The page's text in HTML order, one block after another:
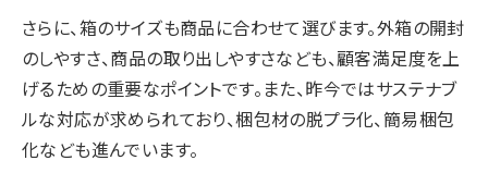
さらに、箱のサイズも商品に合わせて選びます。外箱の開封
のしやすさ、商品の取り出しやすさなども、顧客満足度を上
げるための重要なポイントです。また、昨今ではサステナブ
ルな対応が求められており、梱包材の脱プラ化、簡易梱包
化なども進んでいます。